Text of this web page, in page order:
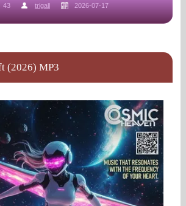
43 trigall
2026-07-17
(2026) MP3